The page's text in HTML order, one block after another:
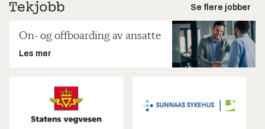
Se flere jobber
On- og offboarding av ansatte
Les mer